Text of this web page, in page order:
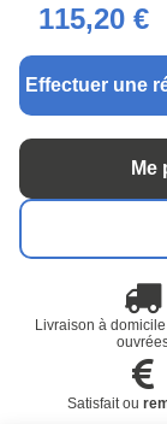
115,20 €
Effectuer une
Me
Livraison à
Satisfait ou